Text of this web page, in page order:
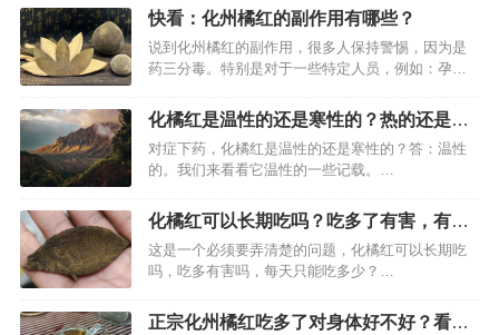
的人可能导致了腹泻的情况：什么是腹泻（拉肚
子）腹泻是一种常见症状，俗称“拉肚子”，是指排便
次数明显超过平日习惯的频率，粪质稀薄，水分增
加，每日排便量超过200g，或含未…
快看：化州橘红的副作用有哪些？
说到化州橘红的副作用，很多人保持警惕，因为是
药三分毒。特别是对于一些特定人员，例如：孕
己。这次，橘红之家带你认真系统地了解化州橘红
的副作用：化州橘红：为了避免初次接触化州橘红
的消费者不了解，我们来认识一下真正的它是怎样
的，同样地，也避免和八仙果等混淆的产品…
化橘红是温性的还是寒性的？热的还是凉
的？
对症下药，化橘红是温性的还是寒性的？答：温性
的。我们来看看它温性的一些记载。…
化橘红可以长期吃吗？吃多了有害，有副
作用吗？
这是一个必须要弄清楚的问题，化橘红可以长期吃
吗，吃多有害吗，每天只能吃多少？…
正宗化州橘红吃多了对身体好不好？看完